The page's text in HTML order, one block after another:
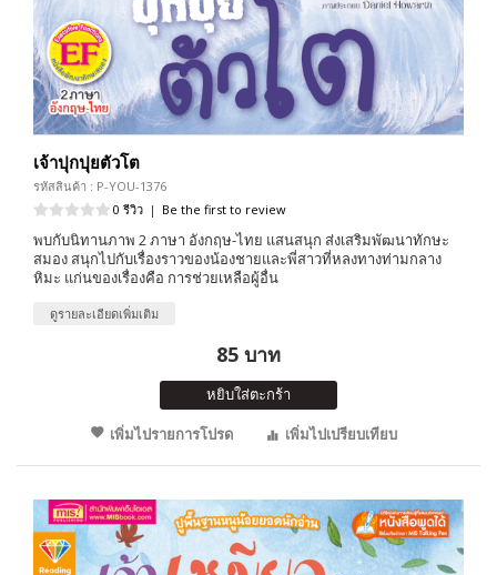
เจ้าปุกปุยตัวโต
รหัสสินค้า : P-YOU-1376
0 รีวิว | Be the first to review
พบกับนิทานภาพ 2 ภาษา อังกฤษ-ไทย แสนสนุก ส่งเสริมพัฒนาทักษะ
สมอง สนุกไปกับเรื่องราวของน้องชายและพี่สาวที่หลงทางท่ามกลาง
หิมะ แก่นของเรื่องคือ การช่วยเหลือผู้อื่น
ดูรายละเอียดเพิ่มเติม
85 บาท
หยิบใส่ตะกร้า
เพิ่มไปรายการโปรด
เพิ่มไปเปรียบเทียบ